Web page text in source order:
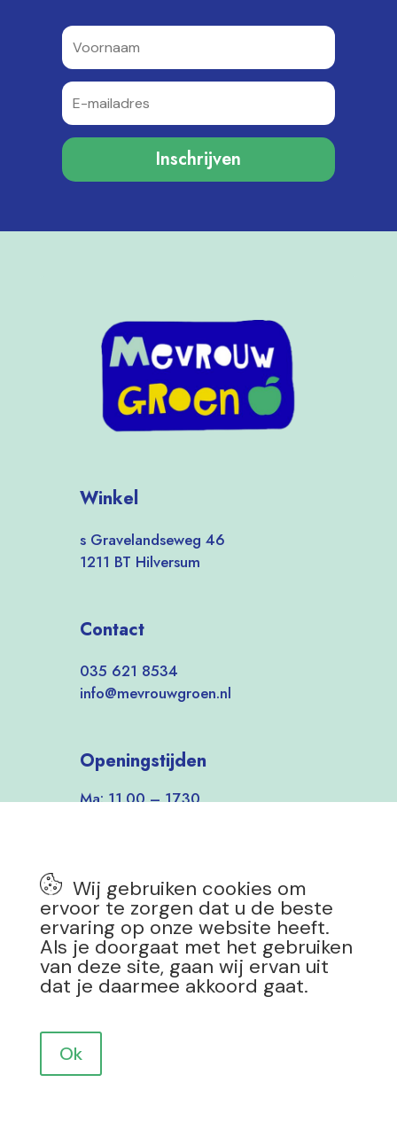
Wij gebruiken cookies om
ervoor te zorgen dat u de beste
ervaring op onze website heeft.
Als je doorgaat met het gebruiken
van deze site, gaan wij ervan uit
dat je daarmee akkoord gaat.
Ok
Inschrijven
Winkel
s Gravelandseweg 46
1211 BT Hilversum
Contact
035 621 8534
info@mevrouwgroen.nl
Openingstijden
Ma: 11.00 – 17.30
7 dagen per week open!
Privacy Policy | Copyright 2025 Mevrouw Groen